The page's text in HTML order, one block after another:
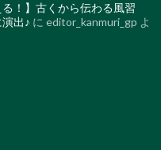
！】古くから伝わる風習
出♪ に editor_kanmuri_gp よ